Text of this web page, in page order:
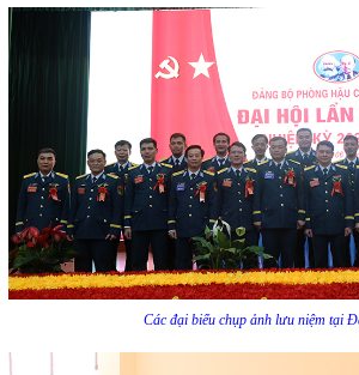
Các đại biểu chụp ảnh lưu niệm tại